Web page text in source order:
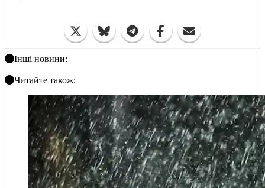
Інші новини:
Читайте також: